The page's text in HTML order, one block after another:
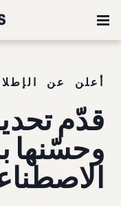
أعلن عن
قدّم
وحسّنها